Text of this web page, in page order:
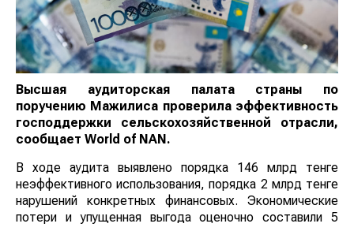
Высшая аудиторская палата страны по
поручению Мажилиса проверила эффективность
господдержки сельскохозяйственной отрасли,
сообщает World of NAN.
В ходе аудита выявлено порядка 146 млрд тенге
неэффективного использования, порядка 2 млрд
тенге нарушений конкретных финансовых.
Экономические потери и упущенная выгода оценочно